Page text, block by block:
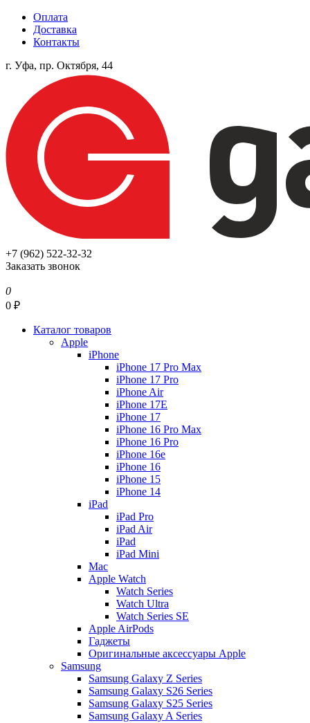
Оплата
Доставка
Контакты
г. Уфа, пр. Октября, 44
+7 (962) 522-32-32
Заказать звонок
0
0 ₽
Каталог товаров
Apple
iPhone
iPhone 17 Pro Max
iPhone 17 Pro
iPhone Air
iPhone 17E
iPhone 17
iPhone 16 Pro Max
iPhone 16 Pro
iPhone 16e
iPhone 16
iPhone 15
iPhone 14
iPad
iPad Pro
iPad Air
iPad
iPad Mini
Mac
Apple Watch
Watch Series
Watch Ultra
Watch Series SE
Apple AirPods
Гаджеты
Оригинальные аксессуары Apple
Samsung
Samsung Galaxy Z Series
Samsung Galaxy S26 Series
Samsung Galaxy S25 Series
Samsung Galaxy A Series